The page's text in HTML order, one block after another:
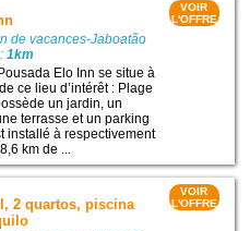
de vacances-Jaboatão
:1km
Elo Inn se situe à
ce lieu d’intérêt : Plage
un jardin, un
terrasse et un parking
installé à respectivement
km de ...
VOIR
L'OFFRE
2 quartos, piscina
VOIR
L'OFFRE